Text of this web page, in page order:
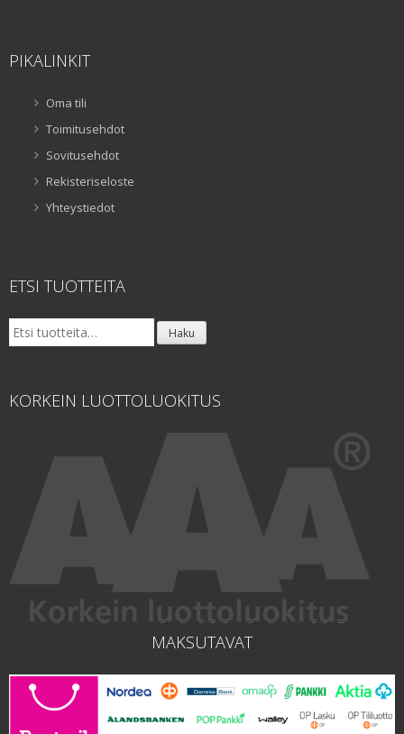
PIKALINKIT
Oma tili
Toimitusehdot
Sovitusehdot
Rekisteriseloste
Yhteystiedot
ETSI TUOTTEITA
Etsi: Haku
KORKEIN LUOTTOLUOKITUS
MAKSUTAVAT